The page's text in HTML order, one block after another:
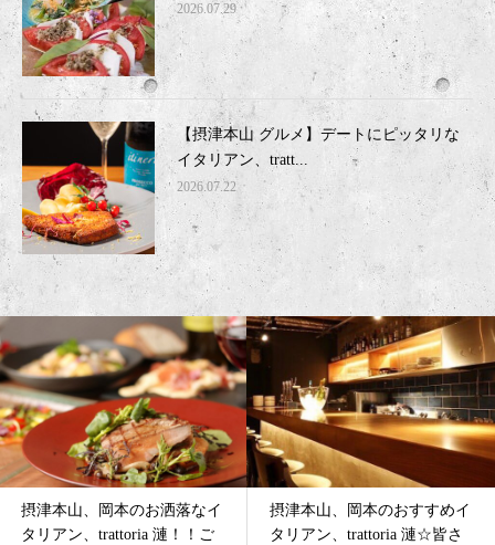
2026.07.29
【摂津本山 グルメ】デートにピッタリな
イタリアン、tratt...
2026.07.22
摂津本山、岡本のおすすめイ
タリアン、trattoria 漣☆皆さ
摂津本山、岡本のイタリア
ン、trattoria 漣｜聖なる夜に